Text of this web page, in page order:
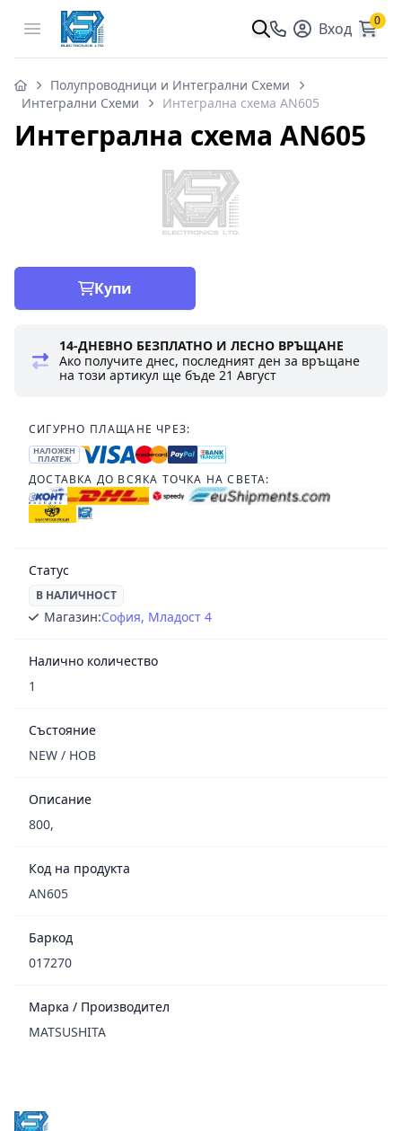
Open menu Вход 0
Полупроводници и Интегрални Схеми
Интегрални Схеми
Интегрална схема AN605
Интегрална схема AN605
Купи
14-ДНЕВНО БЕЗПЛАТНО И ЛЕСНО ВРЪЩАНЕ
Ако получите днес, последният ден за връщане
на този артикул ще бъде21 Август
СИГУРНО ПЛАЩАНЕ ЧРЕЗ:
НАЛОЖЕН
ПЛАТЕЖ
ДОСТАВКА ДО ВСЯКА ТОЧКА НА СВЕТА:
Статус
В НАЛИЧНОСТ
Магазин:София, Младост 4
Налично количество
1
Състояние
NEW / НОВ
Описание
800,
Код на продукта
AN605
Баркод
017270
Марка / Производител
MATSUSHITA